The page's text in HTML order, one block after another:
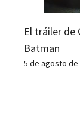
El tráiler de
Batman
5 de agosto de